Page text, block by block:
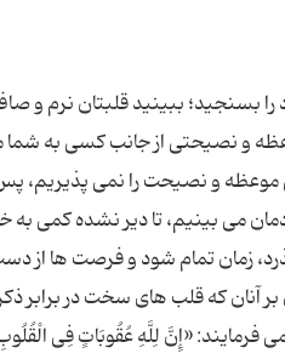
بسنجید؛ ببینید قلبتان نرم
نصیحتی از جانب کسی به شما می
موعظه و نصیحت را نمی پذیریم،
می بینیم، تا دیر نشده کمی به
زمان تمام شود و فرصت ها
آنان که قلب های سخت در برابر
السلام) می فرمایند: «إِنَّ لِلَّهِ